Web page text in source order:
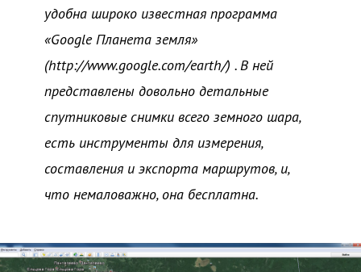
удобна широко известная программа
«Google Планета земля»
(http://www.google.com/earth/) . В ней
представлены довольно детальные
спутниковые снимки всего земного шара,
есть инструменты для измерения,
составления и экспорта маршрутов, и,
что немаловажно, она бесплатна.